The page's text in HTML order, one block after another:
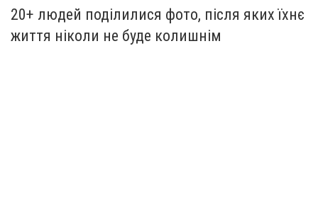
20+ людей поділилися фото, після яких їхнє
життя ніколи не буде колишнім